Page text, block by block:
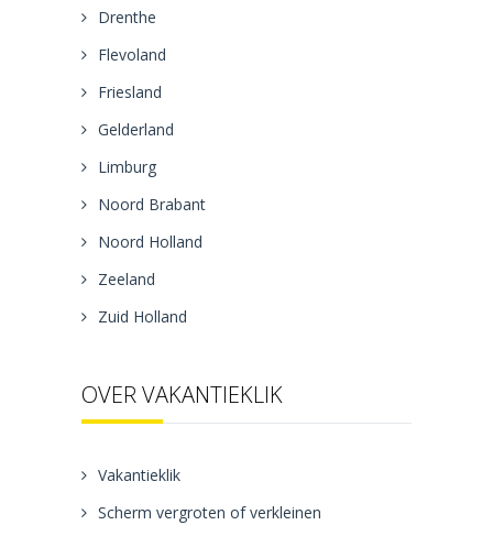
Drenthe
Flevoland
Friesland
Gelderland
Limburg
Noord Brabant
Noord Holland
Zeeland
Zuid Holland
OVER VAKANTIEKLIK
Vakantieklik
Scherm vergroten of verkleinen